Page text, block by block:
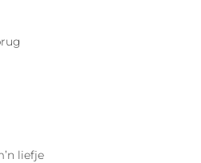
liefje